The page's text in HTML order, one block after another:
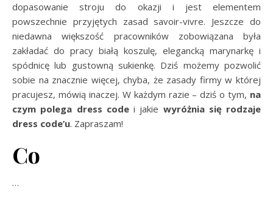
dopasowanie stroju do okazji i jest elementem
powszechnie przyjętych zasad savoir-vivre. Jeszcze do
niedawna większość pracowników zobowiązana była
zakładać do pracy białą koszulę, elegancką marynarkę i
spódnicę lub gustowną sukienkę. Dziś możemy pozwolić
sobie na znacznie więcej, chyba, że zasady firmy w której
pracujesz, mówią inaczej. W każdym razie – dziś o tym, na
czym polega dress codei jakie wyróżnia się rodzaje
dress code’u. Zapraszam!
Co
…